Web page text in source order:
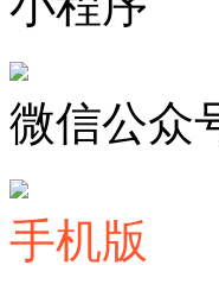
微信公众
手机版